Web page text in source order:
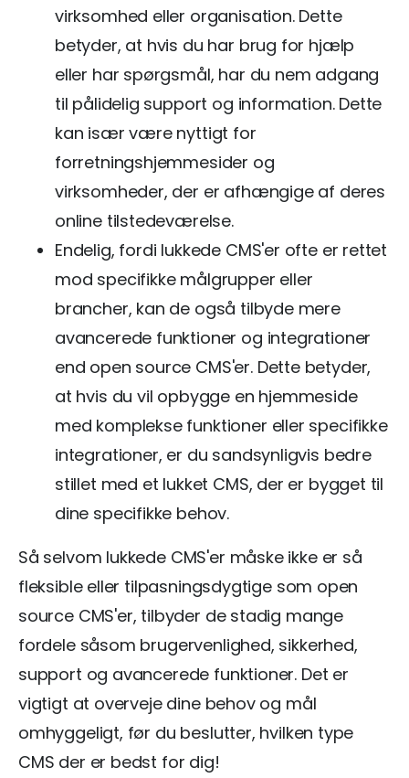
virksomhed eller organisation. Dette
betyder, at hvis du har brug for hjælp
eller har spørgsmål, har du nem adgang
til pålidelig support og information. Dette
kan især være nyttigt for
forretningshjemmesider og
virksomheder, der er afhængige af deres
online tilstedeværelse.
Endelig, fordi lukkede CMS'er ofte er rettet
mod specifikke målgrupper eller
brancher, kan de også tilbyde mere
avancerede funktioner og integrationer
end open source CMS'er. Dette betyder,
at hvis du vil opbygge en hjemmeside
med komplekse funktioner eller specifikke
integrationer, er du sandsynligvis bedre
stillet med et lukket CMS, der er bygget til
dine specifikke behov.
Så selvom lukkede CMS'er måske ikke er så
fleksible eller tilpasningsdygtige som open
source CMS'er, tilbyder de stadig mange
fordele såsom brugervenlighed, sikkerhed,
support og avancerede funktioner. Det er
vigtigt at overveje dine behov og mål
omhyggeligt, før du beslutter, hvilken type
CMS der er bedst for dig!